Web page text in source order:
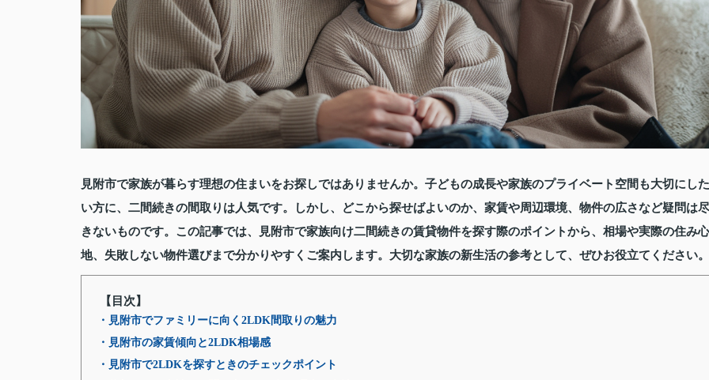
見附市で家族が暮らす理想の住まいをお探しではありませんか。子どもの成長や家族のプライベート空間も大切にした
い方に、二間続きの間取りは人気です。しかし、どこから探せばよいのか、家賃や周辺環境、物件の広さなど疑問は尽
きないものです。この記事では、見附市で家族向け二間続きの賃貸物件を探す際のポイントから、相場や実際の住み心
地、失敗しない物件選びまで分かりやすくご案内します。大切な家族の新生活の参考として、ぜひお役立てください。
【目次】
・見附市でファミリーに向く2LDK間取りの魅力
・見附市の家賃傾向と2LDK相場感
・見附市で2LDKを探すときのチェックポイント